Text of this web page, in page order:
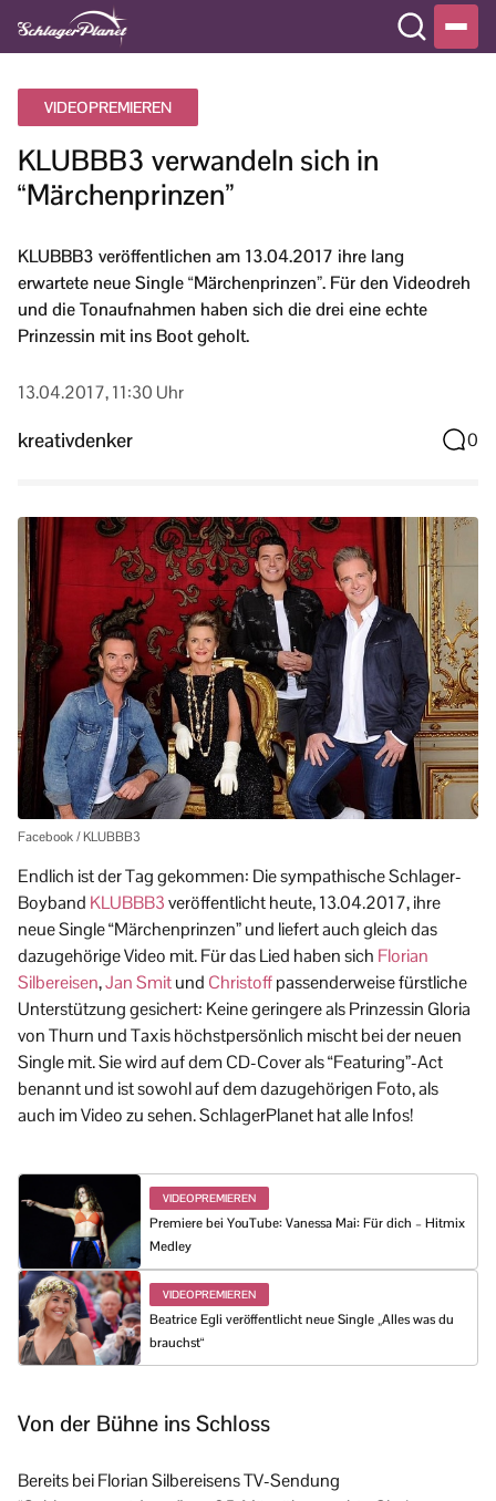
VIDEOPREMIEREN
KLUBBB3 verwandeln sich in
“Märchenprinzen”
KLUBBB3 veröffentlichen am 13.04.2017 ihre lang
erwartete neue Single “Märchenprinzen”. Für den Videodreh
und die Tonaufnahmen haben sich die drei eine echte
Prinzessin mit ins Boot geholt.
13.04.2017, 11:30 Uhr
kreativdenker 0
Facebook / KLUBBB3
Endlich ist der Tag gekommen: Die sympathische Schlager-
Boyband KLUBBB3veröffentlicht heute, 13.04.2017, ihre
neue Single “Märchenprinzen” und liefert auch gleich das
dazugehörige Video mit. Für das Lied haben sich Florian
Silbereisen,Jan Smitund Christoffpassenderweise fürstliche
Unterstützung gesichert: Keine geringere als Prinzessin Gloria
von Thurn und Taxis höchstpersönlich mischt bei der neuen
Single mit. Sie wird auf dem CD-Cover als “Featuring”-Act
benannt und ist sowohl auf dem dazugehörigen Foto, als
auch im Video zu sehen. SchlagerPlanet hat alle Infos!
VIDEOPREMIEREN
Premiere bei YouTube: Vanessa Mai: Für dich – Hitmix
Medley
VIDEOPREMIEREN
Beatrice Egli veröffentlicht neue Single „Alles was du
brauchst“
Von der Bühne ins Schloss
Bereits bei Florian Silbereisens TV-Sendung